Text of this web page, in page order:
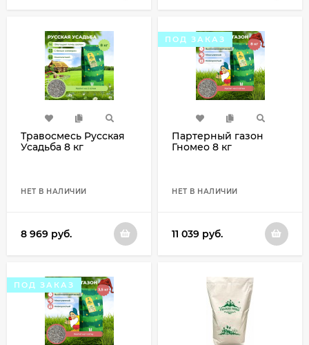
Травосмесь Русская
Усадьба 8 кг
НЕТ В НАЛИЧИИ
8 969 руб.
ПОД ЗАКАЗ
Партерный газон
Гномео 8 кг
НЕТ В НАЛИЧИИ
11 039 руб.
ПОД ЗАКАЗ